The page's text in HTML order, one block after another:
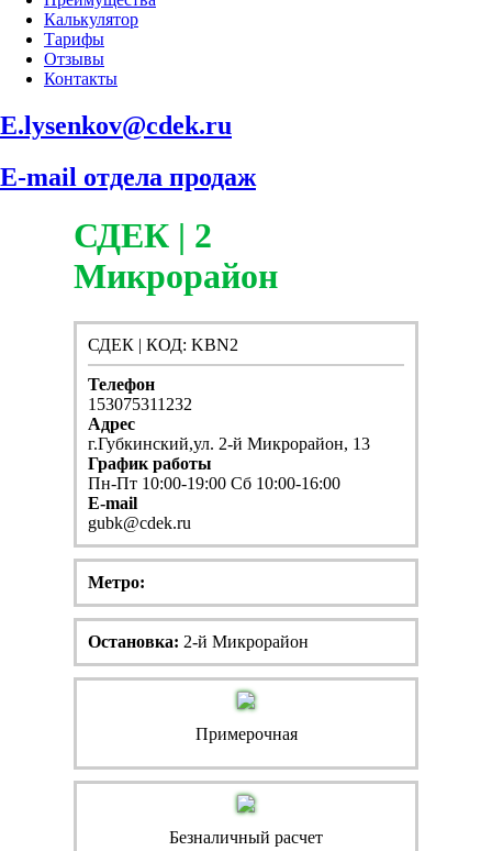
Калькулятор
Тарифы
Отзывы
Контакты
E.lysenkov@cdek.ru
E-mail отдела продаж
СДЕК | 2
Микрорайон
СДЕК | КОД: KBN2
Телефон
153075311232
Адрес
г.Губкинский,ул. 2-й Микрорайон, 13
График работы
Пн-Пт 10:00-19:00 Сб 10:00-16:00
E-mail
gubk@cdek.ru
Метро:
Остановка: 2-й Микрорайон
Примерочная
Безналичный расчет